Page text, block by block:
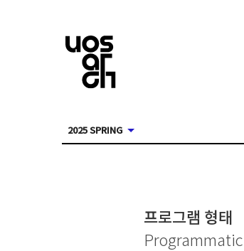
2025 SPRING
프로그램 형태